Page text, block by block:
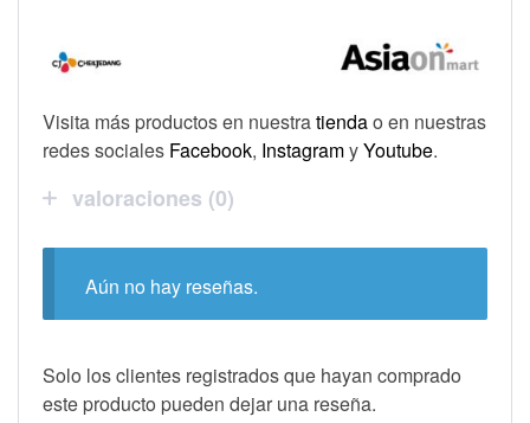
Visita más productos en nuestratiendao en nuestras
redes sociales Facebook, InstagramyYoutube.
valoraciones (0)
Aún no hay reseñas.
Solo los clientes registrados que hayan comprado
este producto pueden dejar una reseña.